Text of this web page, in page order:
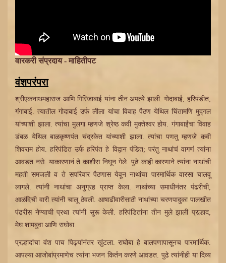
वारकरी संप्रदाय - माहितीपट
वंशपरंपरा
श्रीएकनाथमहाराज आणि गिरिजाबाई यांना तीन अपत्ये झाली. गोदाबाई, हरिपंडीत,
गंगाबाई. त्यातील गोदाबाई उर्फ लीला यांचा विवाह पैठण येथिल चिंतामणि मुद्‍गल
यांच्याशी झाला. त्यांचा मुलगा म्हणजे श्रेष्ठ कवी मुक्‍तेश्वर होय. गंगाबाईंचा विवाह
डंबळ येथिल बाळकृष्णपंत चंद्रकेत यांच्याशी झाला. त्यांचा पणतु म्हणजे कवी
शिवराम होय. हरिपंडित उर्फ हरिपंत हे विद्वान पंडित; परंतु नाथांचं वागणं त्यांना
आवडत नसे. याकारणानं ते काशीस निघून गेले. पुढे काही कारणाने त्यांना नाथांची
महती समजली व ते सपरिवार पैठणास येवून नाथांचा पारमार्थिक वारसा चालवू
लागले. त्यांनी नाथांचा अनुग्रह प्राप्त केला. नाथांच्या समाधीनंतर पंढरीची,
आळंदिची वारी त्यांनी चालू ठेवली. आषाढीवारीसाठी नाथांच्या चरणपादुका पालखीत
पंढरीस नेण्याची प्रथा त्यांनी सुरू केली. हरिपंडितांना तीन मुले झाली प्रल्हाद,
मेघ:शामबुवा आणि राघोबा.
प्रल्हादांचा वंश पाच पिढ्यांनंतर खुंटला. राघोबा हे बालपणापासूनच पारमार्थिक.
आपल्या आजोबांप्रमाणेच त्यांना भजन किर्तन करणे आवडत. पुढे त्यांनीही या दिव्य